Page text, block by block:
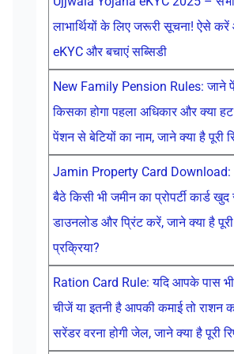
लाभार्थियों के लिए जरूरी सूचना! ऐसे
eKYC और बचाएं सब्सिडी
New Family Pension Rules: जाने
किसका होगा पहला अधिकार और क्या हट
पेंशन से बेटियों का नाम, जाने क्या है पूरी
Jamin Property Card Download:
बैठे किसी भी जमीन का प्रोपर्टी कार्ड
डाउनलोड और प्रिंट करें, जाने क्या है पूरी
प्रक्रिया?
Ration Card Rule: यदि आपके पास
चीजें या इतनी है आपकी कमाई तो राशन
सरेंडर वरना होगी जेल, जाने क्या है पूरी